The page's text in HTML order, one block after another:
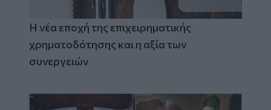
Η νέα εποχή της επιχειρηματικής
χρηματοδότησης και η αξία των
συνεργειών